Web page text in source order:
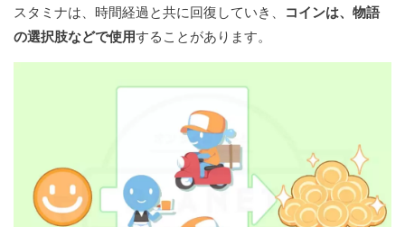
スタミナは、時間経過と共に回復していき、
コインは、物語
の選択肢などで使用することがあります。